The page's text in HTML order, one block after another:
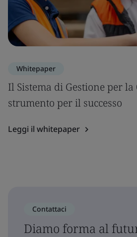
Whitepaper
Il Sistema di Gestione per
strumento per il successo
Leggi il whitepaper
Contattaci
Diamo forma al